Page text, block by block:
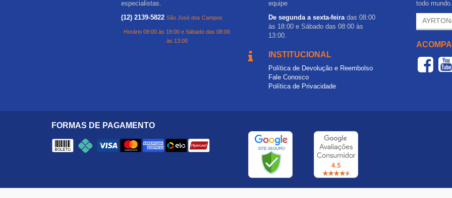
especialistas.
(12) 2139-5822 São José dos Campos
Horário 08:00 às 18:00 e Sábado das 08:00
às 13:00
equipe
De segunda a sexta-feira das 08:00
às 18:00 e Sábado das 08:00 às
13:00.
INSTITUCIONAL
Política de Devolução e Reembolso
Fale Conosco
Política de Privacidade
todo mundo.
FORMAS DE PAGAMENTO